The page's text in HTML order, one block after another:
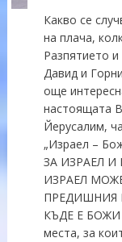
Какво се
на плача,
Разпятието
Давид и
още
настоящата
Йерусалим,
„Израел –
ЗА ИЗРАЕЛ
ИЗРАЕЛ
ПРЕДИШНИЯ
КЪДЕ Е БОЖИ
места, за